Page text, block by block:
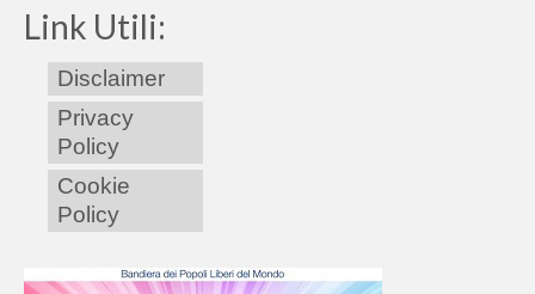
Link Utili:
Disclaimer
Privacy
Policy
Cookie
Policy